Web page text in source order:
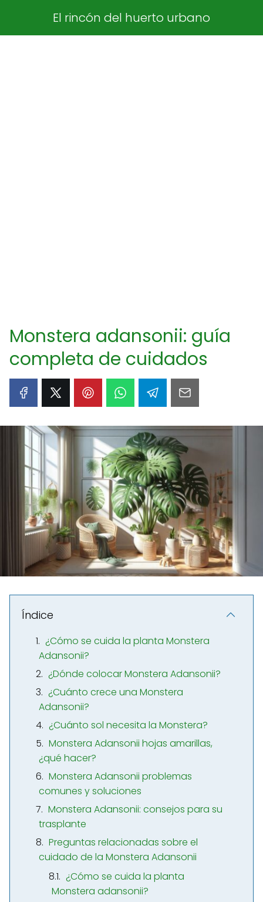
El rincón del huerto urbano
Monstera adansonii: guía
completa de cuidados
Índice
¿Cómo se cuida la planta Monstera
Adansonii?
¿Dónde colocar Monstera Adansonii?
¿Cuánto crece una Monstera
Adansonii?
¿Cuánto sol necesita la Monstera?
Monstera Adansonii hojas amarillas,
¿qué hacer?
Monstera Adansonii problemas
comunes y soluciones
Monstera Adansonii: consejos para su
trasplante
Preguntas relacionadas sobre el
cuidado de la Monstera Adansonii
¿Cómo se cuida la planta
Monstera adansonii?